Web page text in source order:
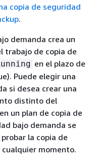
copia de seguridad
.
demanda crea un
trabajo de copia de
en el plazo de
Puede elegir una
si desea crear una
distinto del
un plan de copia de
bajo demanda se
la copia de
momento.